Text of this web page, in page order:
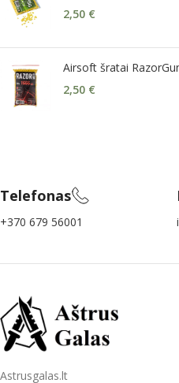
2,50 €
Airsoft šratai
2,50 €
Telefonas
+370 679 56001
Astrusgalas.lt